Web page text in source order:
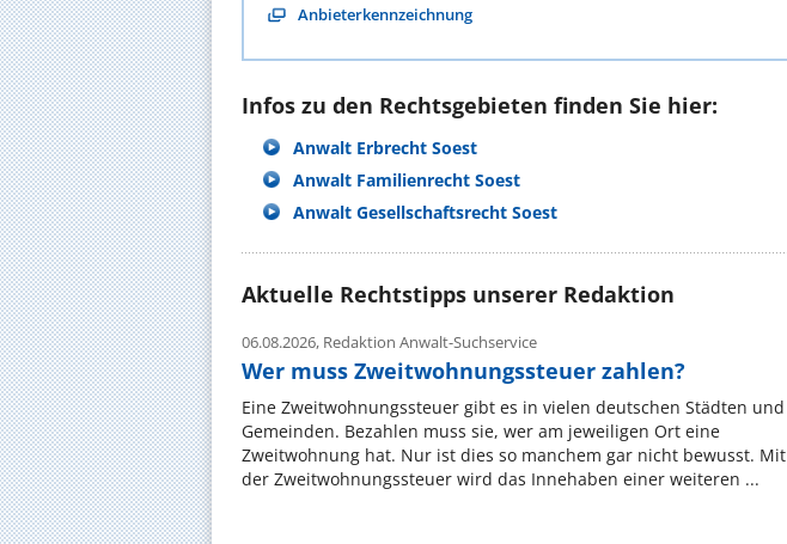
Anbieterkennzeichnung
Infos zu den Rechtsgebieten finden Sie hier:
Anwalt Erbrecht Soest
Anwalt Familienrecht Soest
Anwalt Gesellschaftsrecht Soest
Aktuelle Rechtstipps unserer Redaktion
06.08.2026, Redaktion Anwalt-Suchservice
Wer muss Zweitwohnungssteuer zahlen?
Eine Zweitwohnungssteuer gibt es in vielen deutschen Städten und
Gemeinden. Bezahlen muss sie, wer am jeweiligen Ort eine
Zweitwohnung hat. Nur ist dies so manchem gar nicht bewusst. Mit
der Zweitwohnungssteuer wird das Innehaben einer weiteren ...